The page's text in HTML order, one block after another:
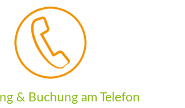
& Buchung am Telefon